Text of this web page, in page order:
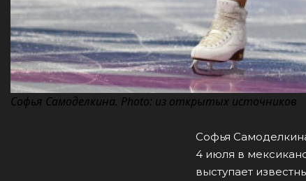
Софья Самоделкина. Photo: из открытых источников
Софья
4 июля в
выступает